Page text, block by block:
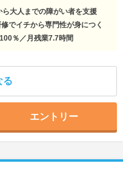
ら大人までの障がい者を支援
でイチから専門性が身につく
％／月残業7.7時間
る
エントリー